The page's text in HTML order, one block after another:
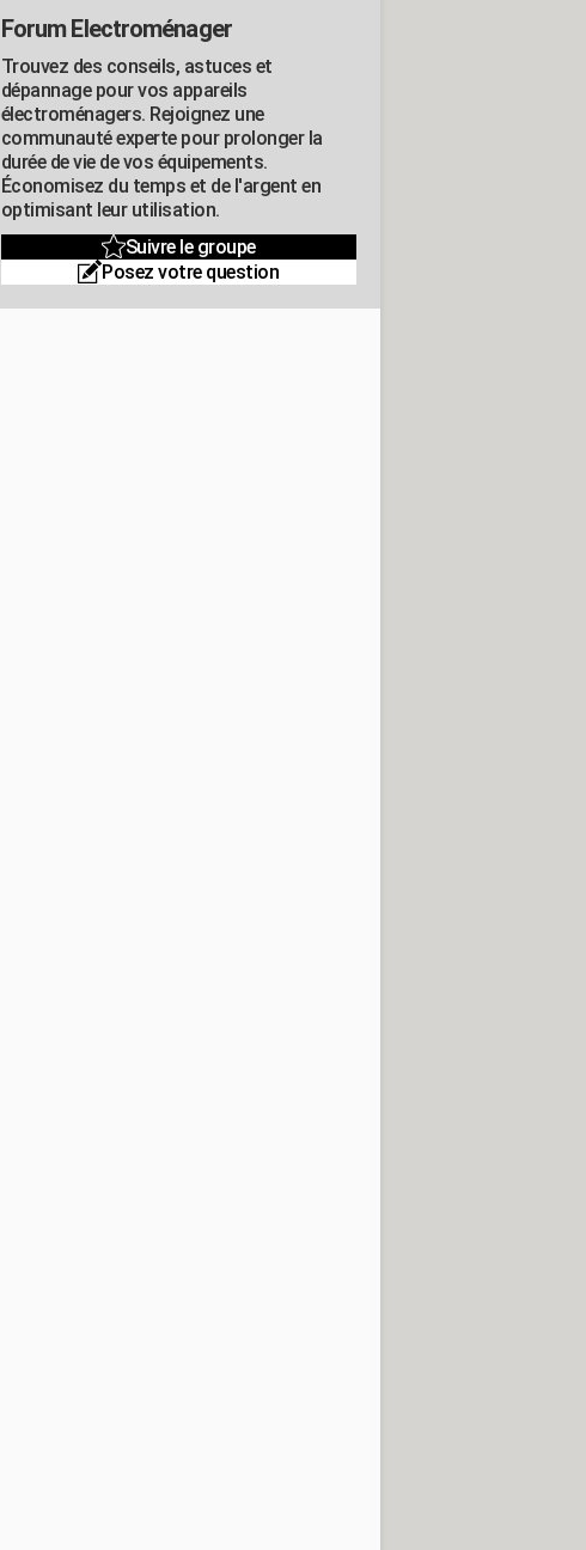
Forum Electroménager
Trouvez des conseils, astuces et
dépannage pour vos appareils
électroménagers. Rejoignez une
communauté experte pour prolonger la
durée de vie de vos équipements.
Économisez du temps et de l'argent en
optimisant leur utilisation.
Suivre le groupe
Posez votre question